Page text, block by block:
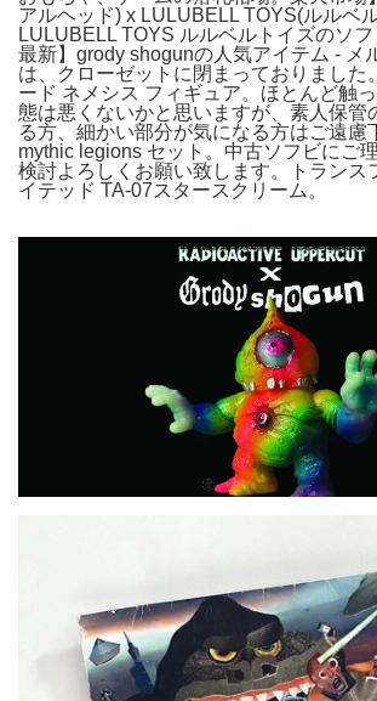
アルヘッド) x LULUBELL TOYS(ルルベ
LULUBELL TOYS ルルベルトイズのソ
最新】grody shogunの人気アイテム - メ
は、クローゼットに閉まっておりまし
ード ネメシス フィギュア。ほとんど触
態は悪くないかと思いますが、素人保管
る方、細かい部分が気になる方はご遠慮
mythic legions セット。中古ソフビにご
検討よろしくお願い致します。トランス
イテッド TA-07スタースクリーム。